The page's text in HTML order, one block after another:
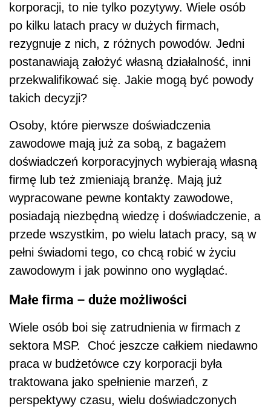
korporacji, to nie tylko pozytywy. Wiele osób
po kilku latach pracy w dużych firmach,
rezygnuje z nich, z różnych powodów. Jedni
postanawiają założyć własną działalność, inni
przekwalifikować się. Jakie mogą być powody
takich decyzji?
Osoby, które pierwsze doświadczenia
zawodowe mają już za sobą, z bagażem
doświadczeń korporacyjnych wybierają własną
firmę lub też zmieniają branżę. Mają już
wypracowane pewne kontakty zawodowe,
posiadają niezbędną wiedzę i doświadczenie, a
przede wszystkim, po wielu latach pracy, są w
pełni świadomi tego, co chcą robić w życiu
zawodowym i jak powinno ono wyglądać.
Małe firma – duże możliwości
Wiele osób boi się zatrudnienia w firmach z
sektora MSP. Choć jeszcze całkiem niedawno
praca w budżetówce czy korporacji była
traktowana jako spełnienie marzeń, z
perspektywy czasu, wielu doświadczonych